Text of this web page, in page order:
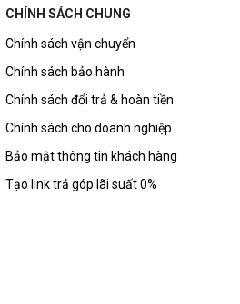
CHÍNH SÁCH CHUNG
Chính sách vận chuyển
Chính sách bảo hành
Chính sách đổi trả & hoàn tiền
Chính sách cho doanh nghiệp
Bảo mật thông tin khách hàng
Tạo link trả góp lãi suất 0%